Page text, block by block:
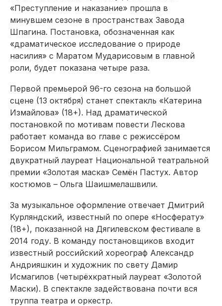
«Преступление и наказание» прошла в
минувшем сезоне в пространствах Завода
Шпагина. Постановка, обозначенная как
«драматическое исследование о природе
насилия» с Маратом Мударисовым в главной
роли, будет показана четыре раза.
Первой премьерой 96-го сезона на большой
сцене (13 октября) станет спектакль «Катерина
Измайлова» (18+). Над драматической
постановкой по мотивам повести Лескова
работает команда во главе с режиссёром
Борисом Мильграмом. Сценографией занимается
двукратный лауреат Национальной театральной
премии «Золотая маска» Семён Пастух. Автор
костюмов – Ольга Шаишмелашвили.
За музыкальное оформление отвечает Дмитрий
Курляндский, известный по опере «Носферату»
(18+), показанной на Дягилевском фестивале в
2014 году. В команду постановщиков входит
известный российский хореограф Александр
Андрияшкин и художник по свету Дамир
Исмагилов (четырёхкратный лауреат «Золотой
Маски). В спектакле задействована почти вся
труппа театра и оркестр.